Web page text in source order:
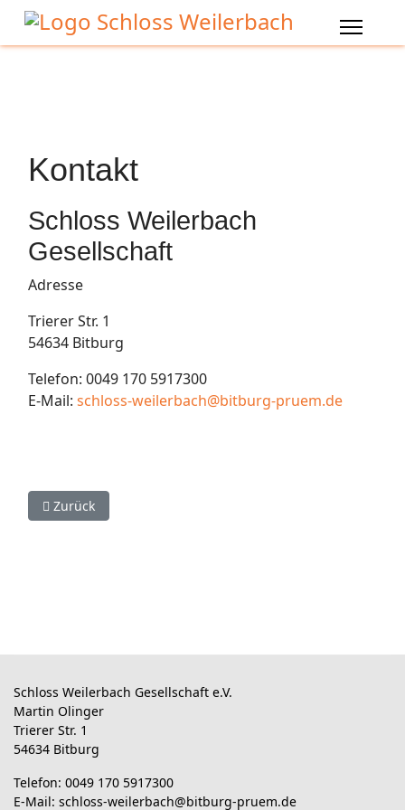
Kontakt
Schloss Weilerbach
Gesellschaft
Adresse
Trierer Str. 1
54634 Bitburg
Telefon: 0049 170 5917300
E-Mail: schloss-weilerbach@bitburg-pruem.de
Vorheriger Beitrag: Impressum
Zurück
Schloss Weilerbach Gesellschaft e.V.
Martin Olinger
Trierer Str. 1
54634 Bitburg
Telefon: 0049 170 5917300
E-Mail: schloss-weilerbach@bitburg-pruem.de